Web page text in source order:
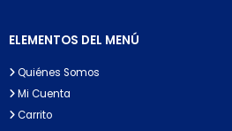
ELEMENTOS DEL MENÚ
Quiénes Somos
Mi Cuenta
Carrito